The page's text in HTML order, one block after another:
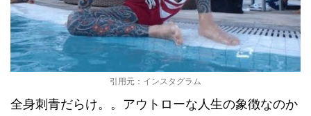
引用元：インスタグラム
全身刺青だらけ。。アウトローな人生の象徴なのか